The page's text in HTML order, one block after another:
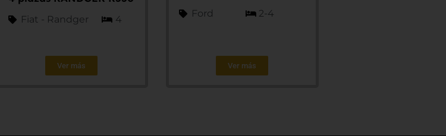
Fiat - Randger 4
Ver más
Ford 2-4
Ver más